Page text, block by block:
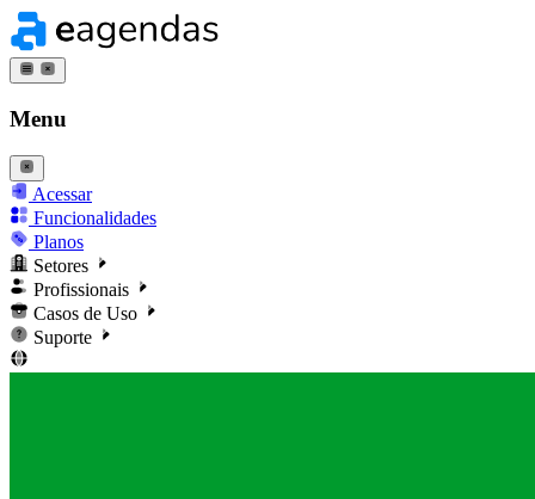
Menu
Acessar
Funcionalidades
Planos
Setores
Profissionais
Casos de Uso
Suporte